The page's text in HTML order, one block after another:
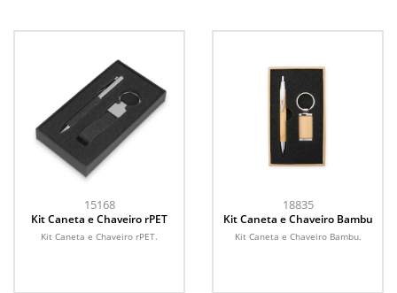
15168
Kit Caneta e Chaveiro rPET
Kit Caneta e Chaveiro rPET.
18835
Kit Caneta e Chaveiro Bambu
Kit Caneta e Chaveiro Bambu.